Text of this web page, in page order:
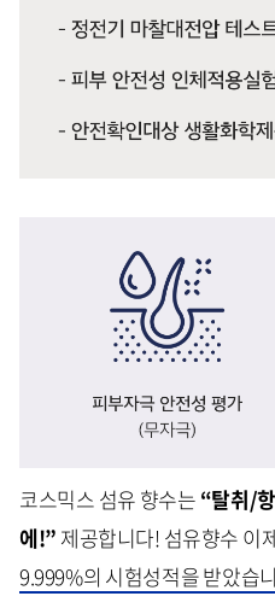
코스믹스 섬유 향수는 “탈취/
에!” 제공합니다! 섬유향수 이
9.999%의 시험성적을 받았습